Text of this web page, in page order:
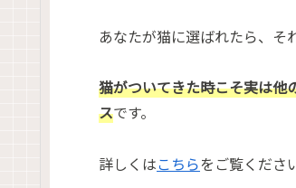
あなたが猫に選ばれたら、そ
猫がついてきた時こそ実は他
スです。
詳しくはこちらをご覧くださ